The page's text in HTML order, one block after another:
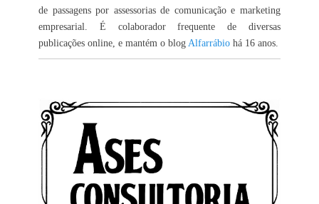
de passagens por assessorias de comunicação e marketing
empresarial. É colaborador frequente de diversas
publicações online, e mantém o blog Alfarrábio há 16 anos.